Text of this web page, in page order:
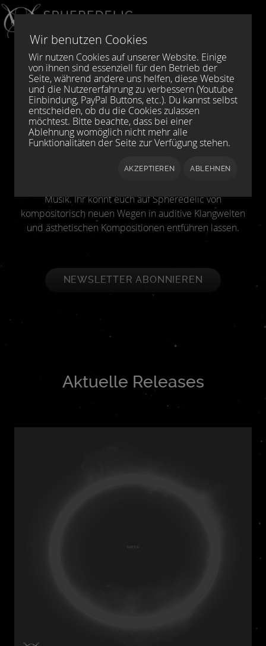
Sprache auswählen
Willkommen bei Spheredelic,
dem Netlabel für Ambient,
Avantgarde und
Experimentelle Musik.
Das Netlabel Spheredelic veröffentlicht Musik aus den
Musik. Ihr könnt euch auf Spheredelic von
kompositorisch neuen Wegen in auditive Klangwelten
und ästhetischen Kompositionen entführen lassen.
NEWSLETTER ABONNIEREN
Aktuelle Releases
Wir benutzen Cookies
Wir nutzen Cookies auf unserer Website. Einige
von ihnen sind essenziell für den Betrieb der
Seite, während andere uns helfen, diese Website
und die Nutzererfahrung zu verbessern (Youtube
Einbindung, PayPal Buttons, etc.). Du kannst selbst
entscheiden, ob du die Cookies zulassen
möchtest. Bitte beachte, dass bei einer
Ablehnung womöglich nicht mehr alle
Funktionalitäten der Seite zur Verfügung stehen.
AKZEPTIEREN ABLEHNEN